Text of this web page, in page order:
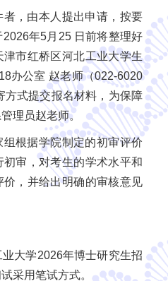
者，由本人提出申请，按要
年5月25 日前将整理好
市红桥区河北工业大学生
办公室 赵老师（022-6020
方式提交报名材料，为保障
理员赵老师。
根据学院制定的初审评价
审，对考生的学术水平和
，并给出明确的审核意见
大学2026年博士研究生招
采用笔试方式。